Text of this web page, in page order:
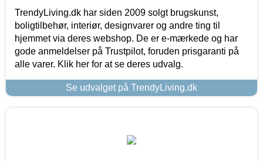
TrendyLiving.dk har siden 2009 solgt brugskunst,
boligtilbehør, interiør, designvarer og andre ting til
hjemmet via deres webshop. De er e-mærkede og har
gode anmeldelser på Trustpilot, foruden prisgaranti på
alle varer. Klik her for at se deres udvalg.
Se udvalget på TrendyLiving.dk